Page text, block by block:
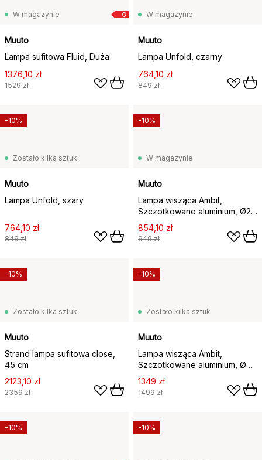
G
W magazynie
Muuto
Lampa sufitowa Fluid, Duża
1376,10 zł
1529 zł
W magazynie
Muuto
Lampa Unfold, czarny
764,10 zł
849 zł
Zostało kilka sztuk
Muuto
Lampa Unfold, szary
764,10 zł
849 zł
-10%
W magazynie
Muuto
Lampa wisząca Ambit,
Szczotkowane aluminium, Ø25
cm
854,10 zł
949 zł
-10%
Zostało kilka sztuk
Muuto
Strand lampa sufitowa close,
45 cm
2123,10 zł
2359 zł
-10%
Zostało kilka sztuk
Muuto
Lampa wisząca Ambit,
Szczotkowane aluminium, Ø40
cm
1349 zł
1499 zł
-10%
-10% -10%